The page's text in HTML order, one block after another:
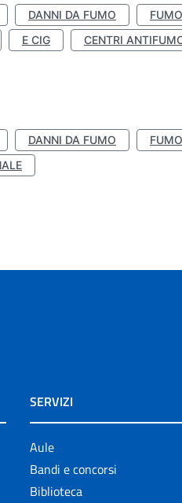
DANNI DA FUMO
E CIG CENTRI
DANNI DA FUMO
SERVIZI
Aule
Bandi e concorsi
Biblioteca